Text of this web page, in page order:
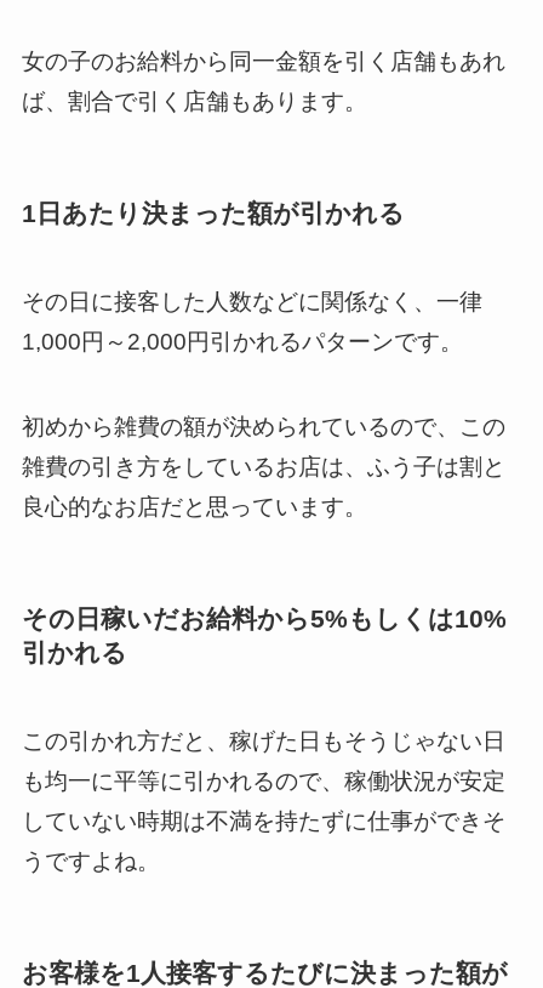
女の子のお給料から同一金額を引く店舗もあれ
ば、割合で引く店舗もあります。
1日あたり決まった額が引かれる
その日に接客した人数などに関係なく、一律
1,000円～2,000円引かれるパターンです。
初めから雑費の額が決められているので、この
雑費の引き方をしているお店は、ふう子は割と
良心的なお店だと思っています。
その日稼いだお給料から5%もしくは10%
引かれる
この引かれ方だと、稼げた日もそうじゃない日
も均一に平等に引かれるので、稼働状況が安定
していない時期は不満を持たずに仕事ができそ
うですよね。
お客様を1人接客するたびに決まった額が